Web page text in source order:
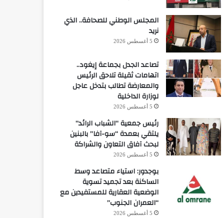
المجلس الوطني للصحافة.. الذي
نريد
5 أغسطس 2026
تصاعد الجدل بجماعة إيغود..
اتهامات ثقيلة تلاحق الرئيس
والمعارضة تطالب بتدخل عاجل
لوزارة الداخلية
5 أغسطس 2026
رئيس جمعية “الشباب الرائد”
يلتقي بعمدة “سو-آفا” بالبنين
لبحث آفاق التعاون والشراكة
5 أغسطس 2026
بوجدور: استياء متصاعد وسط
الساكنة بعد تجميد تسوية
الوضعية العقارية للمستفيدين مع
“العمران الجنوب”
5 أغسطس 2026